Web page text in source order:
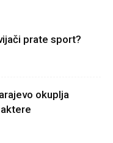
prate sport?
okuplja